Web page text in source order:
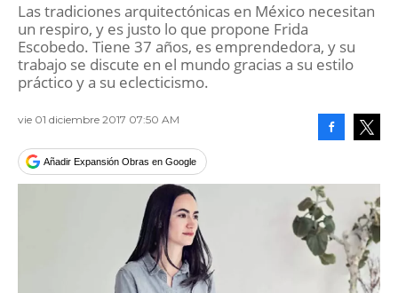
Las tradiciones arquitectónicas en México necesitan
un respiro, y es justo lo que propone Frida
Escobedo. Tiene 37 años, es emprendedora, y su
trabajo se discute en el mundo gracias a su estilo
práctico y a su eclecticismo.
vie 01 diciembre 2017 07:50 AM
Añadir Expansión Obras en Google